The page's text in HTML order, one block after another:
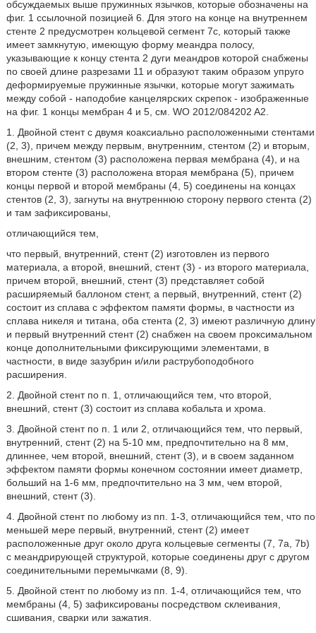
обсуждаемых выше пружинных язычков, которые обозначены на
фиг. 1 ссылочной позицией 6. Для этого на конце на внутреннем
стенте 2 предусмотрен кольцевой сегмент 7c, который также
имеет замкнутую, имеющую форму меандра полосу,
указывающие к концу стента 2 дуги меандров которой снабжены
по своей длине разрезами 11 и образуют таким образом упруго
деформируемые пружинные язычки, которые могут зажимать
между собой - наподобие канцелярских скрепок - изображенные
на фиг. 1 концы мембран 4 и 5, см. WO 2012/084202 A2.
1. Двойной стент с двумя коаксиально расположенными стентами
(2, 3), причем между первым, внутренним, стентом (2) и вторым,
внешним, стентом (3) расположена первая мембрана (4), и на
втором стенте (3) расположена вторая мембрана (5), причем
концы первой и второй мембраны (4, 5) соединены на концах
стентов (2, 3), загнуты на внутреннюю сторону первого стента (2)
и там зафиксированы,
отличающийся тем,
что первый, внутренний, стент (2) изготовлен из первого
материала, а второй, внешний, стент (3) - из второго материала,
причем второй, внешний, стент (3) представляет собой
расширяемый баллоном стент, а первый, внутренний, стент (2)
состоит из сплава с эффектом памяти формы, в частности из
сплава никеля и титана, оба стента (2, 3) имеют различную длину
и первый внутренний стент (2) снабжен на своем проксимальном
конце дополнительными фиксирующими элементами, в
частности, в виде зазубрин и/или раструбоподобного
расширения.
2. Двойной стент по п. 1, отличающийся тем, что второй,
внешний, стент (3) состоит из сплава кобальта и хрома.
3. Двойной стент по п. 1 или 2, отличающийся тем, что первый,
внутренний, стент (2) на 5-10 мм, предпочтительно на 8 мм,
длиннее, чем второй, внешний, стент (3), и в своем заданном
эффектом памяти формы конечном состоянии имеет диаметр,
больший на 1-6 мм, предпочтительно на 3 мм, чем второй,
внешний, стент (3).
4. Двойной стент по любому из пп. 1-3, отличающийся тем, что по
меньшей мере первый, внутренний, стент (2) имеет
расположенные друг около друга кольцевые сегменты (7, 7a, 7b)
с меандрирующей структурой, которые соединены друг с другом
соединительными перемычками (8, 9).
5. Двойной стент по любому из пп. 1-4, отличающийся тем, что
мембраны (4, 5) зафиксированы посредством склеивания,
сшивания, сварки или зажатия.